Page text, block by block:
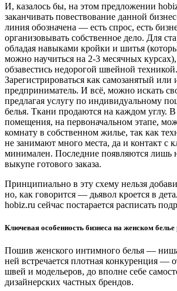
И, казалось бы, на этом предложении
заканчивать повествование данной
линия обозначена — есть спрос, есть
организовывать собственное дело. Для
обладая навыками кройки и шитья
можно научиться на 2-3 месячных
обзавестись недорогой швейной техникой.
Зарегистрироваться как самозанятый
предприниматель. И всё, можно искать
предлагая услугу по индивидуальному
белья. Ткани продаются на каждом углу. В
помещения, на первоначальном этапе,
комнату в собственном жилье, так как
не занимают много места, да и контакт с
минимален. Последние появляются лишь
выкупе готового заказа.
Принципиально в эту схему нельзя
но, как говорится — дьявол кроется в
hobiz.ru сейчас постарается расписать
Ключевая особенность бизнеса на женском
Пошив женского интимного белья —
ней встречается плотная конкуренция —
швей и модельеров, до вполне себе
дизайнерских частных брендов.